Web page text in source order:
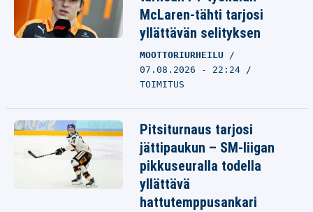
McLaren-tähti tarjosi
yllättävän selityksen
MOOTTORIURHEILU
07.08.2026 - 22:24
TOIMITUS
Pitsiturnaus tarjosi
jättipaukun – SM-liigan
pikkuseuralla todella
yllättävä
hattutemppusankari